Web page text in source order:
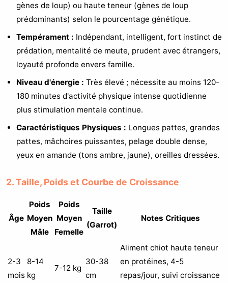
gènes de loup) ou haute teneur (gènes de loup
prédominants) selon le pourcentage génétique.
Tempérament : Indépendant, intelligent, fort instinct de
prédation, mentalité de meute, prudent avec étrangers,
loyauté profonde envers famille.
Niveau d'énergie : Très élevé ; nécessite au moins 120-
180 minutes d'activité physique intense quotidienne
plus stimulation mentale continue.
Caractéristiques Physiques : Longues pattes, grandes
pattes, mâchoires puissantes, pelage double dense,
yeux en amande (tons ambre, jaune), oreilles dressées.
2. Taille, Poids et Courbe de Croissance
Âge
Poids
Moyen
Mâle
Poids
Moyen
Femelle
Taille
(Garrot)
Notes Critiques
2-3
mois
8-14
kg
7-12 kg
30-38
cm
Aliment chiot haute teneur
en protéines, 4-5
repas/jour, suivi croissance